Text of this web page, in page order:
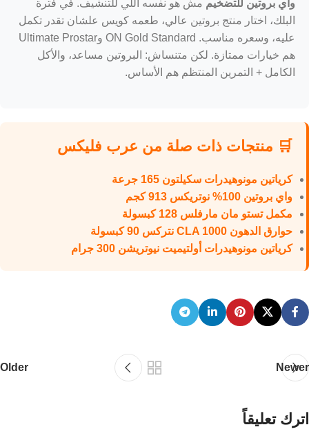
واي بروتين للتضخيم مش هو نفسه اللي للتنشيف. في فترة
البلك، اختار منتج بروتين عالي، طعمه كويس علشان تقدر تكمل
عليه، وسعره مناسب. ON Gold Standard وUltimate Prostar
هم خيارات ممتازة. لكن متنساش: البروتين مساعد، والأكل
الكامل + التمرين المنتظم هم الأساس.
🛒 منتجات ذات صلة من عرب فليكس
كرياتين مونوهيدرات سكيلتون 165 جرعة
واي بروتين 100% نوتريكس 913 كجم
مكمل تستو مان مارفلس 128 كبسولة
حوارق الدهون CLA 1000 نتركس 90 كبسولة
كرياتين مونوهيدرات أولتيميت نيوتريشن 300 جرام
Newer
Older
اترك تعليقاً